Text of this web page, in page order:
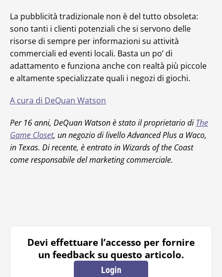
La pubblicità tradizionale non è del tutto obsoleta:
sono tanti i clienti potenziali che si servono delle
risorse di sempre per informazioni su attività
commerciali ed eventi locali. Basta un po’ di
adattamento e funziona anche con realtà più piccole
e altamente specializzate quali i negozi di giochi.
A cura di DeQuan Watson
Per 16 anni, DeQuan Watson è stato il proprietario diThe
Game Closet, un negozio di livello Advanced Plus a Waco,
in Texas. Di recente, è entrato in Wizards of the Coast
come responsabile del marketing commerciale.
Devi effettuare l’accesso per fornire
un feedback su questo articolo.
Login